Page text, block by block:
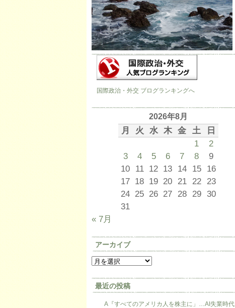
国際政治・外交 ブログランキングへ
2026年8月
月 火 水 木 金 土
日
1
2
3
4 5 6 7 8
9
10 11 12 13 14 15
16
17 18 19 20 21 22
23
24 25 26 27 28 29 30
31
« 7月
アーカイブ
最近の投稿
A『すべてのアメリカ人を株主に」…AI失業時代